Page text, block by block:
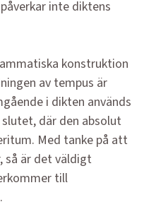
inte diktens
konstruktion
av tempus är
i dikten används
där den absolut
Med tanke på att
är det väldigt
till